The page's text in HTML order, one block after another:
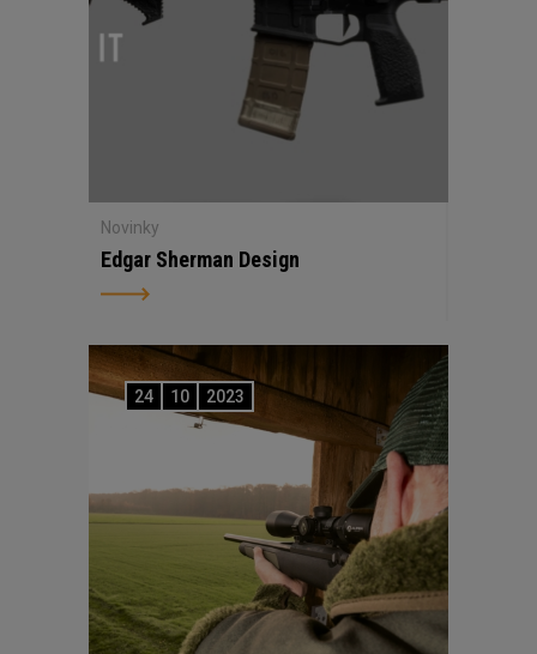
Novinky
Edgar Sherman Design
24 10 2023